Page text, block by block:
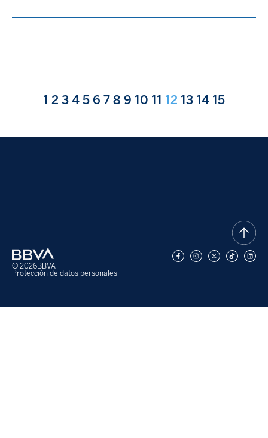
1 2 3 4 5 6 7 8 9 10 11 12 13 14 15
© 2026BBVA
Protección de datos personales